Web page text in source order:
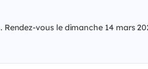
vous le dimanche 14 mars